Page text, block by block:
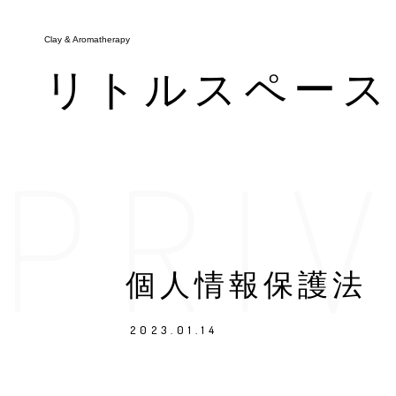
Clay & Aromatherapy
リトルスペース
個人情報保護法
2023.01.14
リトルスペース
予約・キャンペーン